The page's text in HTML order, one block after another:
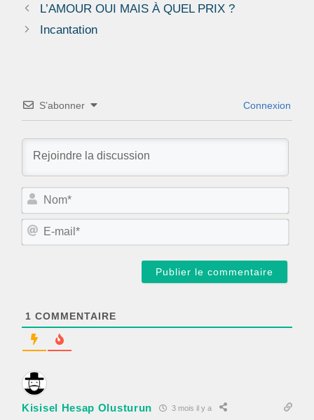
L’AMOUR OUI MAIS À QUEL PRIX ?
Incantation
S’abonner Connexion
N
m
E
1 COMMENTAIRE
Kisisel Hesap Olusturun 3 mois il y a